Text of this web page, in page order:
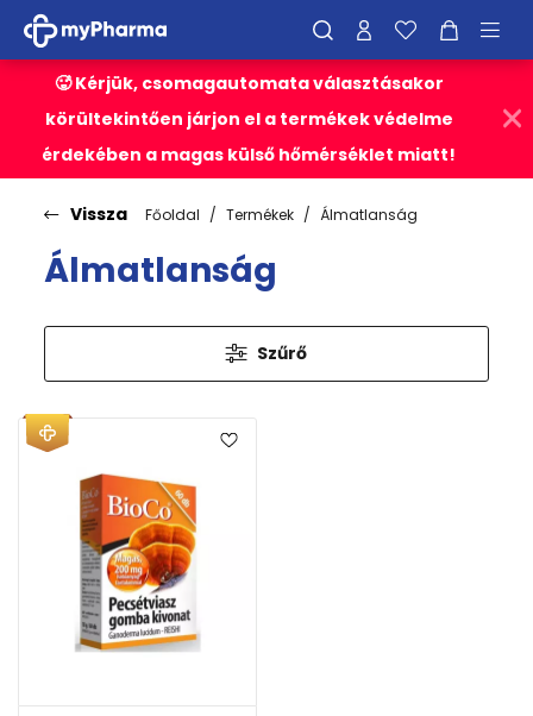
🥵 Kérjük, csomagautomata választásakor
körültekintően járjon el a termékek védelme
érdekében a magas külső hőmérséklet miatt!
Vissza Főoldal Termékek Álmatlanság
Álmatlanság
Szűrő